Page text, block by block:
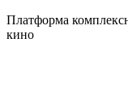
Платформа
кино